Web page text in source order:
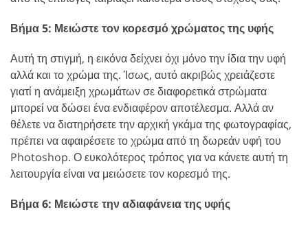
Βήμα 5: Μειώστε τον κορεσμό χρώματος της υφής
Αυτή τη στιγμή, η εικόνα δείχνει όχι μόνο την ίδια την υφή
αλλά και το χρώμα της. Ίσως, αυτό ακριβώς χρειάζεστε
γιατί η ανάμειξη χρωμάτων σε διαφορετικά στρώματα
μπορεί να δώσει ένα ενδιαφέρον αποτέλεσμα. Αλλά αν
θέλετε να διατηρήσετε την αρχική γκάμα της φωτογραφίας,
πρέπει να αφαιρέσετε το χρώμα από τη δωρεάν υφή του
Photoshop. Ο ευκολότερος τρόπος για να κάνετε αυτή τη
λειτουργία είναι να μειώσετε τον κορεσμό της.
Βήμα 6: Μειώστε την αδιαφάνεια της υφής